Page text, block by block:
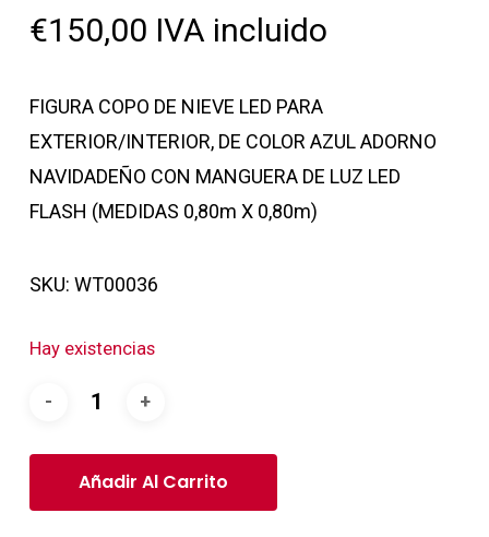
€150,00 IVA incluido
FIGURA COPO DE NIEVE LED PARA
EXTERIOR/INTERIOR, DE COLOR AZUL ADORNO
NAVIDADEÑO CON MANGUERA DE LUZ LED
FLASH (MEDIDAS 0,80m X 0,80m)
SKU: WT00036
Hay existencias
Añadir Al Carrito